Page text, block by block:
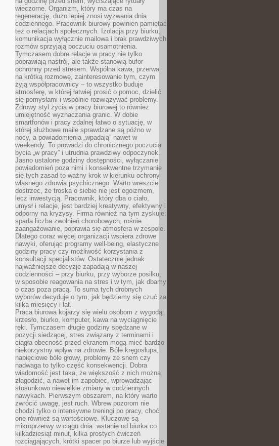
wieczorne. Organizm, który ma czas na
regenerację, dużo lepiej znosi wyzwania dnia
codziennego. Pracownik biurowy powinien pamiętać
też o relacjach społecznych. Izolacja przy biurku,
komunikacja wyłącznie mailowa i brak prawdziwych
rozmów sprzyjają poczuciu osamotnienia.
Tymczasem dobre relacje w pracy nie tylko
poprawiają nastrój, ale także stanowią bufor
ochronny przed stresem. Wspólna kawa, przerwa
na krótką rozmowę, zainteresowanie tym, czym
żyją współpracownicy – to wszystko buduje
atmosferę, w której łatwiej prosić o pomoc, dzielić
się pomysłami i wspólnie rozwiązywać problemy.
Zdrowy styl życia w pracy biurowej to również
umiejętność wyznaczania granic. W dobie
smartfonów i pracy zdalnej łatwo o sytuację, w
której służbowe maile sprawdzane są późno w
nocy, a powiadomienia „wpadają” nawet w
weekendy. To prowadzi do chronicznego poczucia
bycia „w pracy” i utrudnia prawdziwy odpoczynek.
Jasno ustalone godziny dostępności, wyłączanie
powiadomień poza nimi i konsekwentne trzymanie
się tych zasad to ważny krok w kierunku ochrony
własnego zdrowia psychicznego. Warto wreszcie
dostrzec, że troska o siebie nie jest egoizmem,
lecz inwestycją. Pracownik, który dba o ciało,
umysł i relacje, jest bardziej kreatywny, efektywny i
odporny na kryzysy. Firma również na tym zyskuje:
spada liczba zwolnień chorobowych, rośnie
zaangażowanie, poprawia się atmosfera w zespole.
Dlatego coraz więcej organizacji wspiera zdrowe
nawyki, oferując programy well-being, elastyczne
godziny pracy czy możliwość korzystania z
konsultacji specjalistów. Ostatecznie jednak
najważniejsze decyzje zapadają w naszej
codzienności – przy biurku, przy wyborze posiłku,
w sposobie reagowania na stres i w tym, jak dbamy
o czas poza pracą. To suma tych drobnych
wyborów decyduje o tym, jak będziemy się czuć za
kilka miesięcy i lat.
Praca biurowa kojarzy się wielu osobom z wygodą:
krzesło, biurko, komputer, kawa na wyciągnięcie
ręki. Tymczasem długie godziny spędzane w
pozycji siedzącej, stres związany z terminami i
ciągła obecność przed ekranem mogą mieć bardzo
niekorzystny wpływ na zdrowie. Bóle kręgosłupa,
napięciowe bóle głowy, problemy ze snem czy
nadwaga to tylko część konsekwencji. Dobra
wiadomość jest taka, że większość z nich można
złagodzić, a nawet im zapobiec, wprowadzając
stosunkowo niewielkie zmiany w codziennych
nawykach. Pierwszym obszarem, na który warto
zwrócić uwagę, jest ruch. Wbrew pozorom nie
chodzi tylko o intensywne treningi po pracy, choć
one również są wartościowe. Kluczowe są
mikroprzerwy w ciągu dnia: wstanie od biurka co
kilkadziesiąt minut, kilka prostych ćwiczeń
rozciągających, krótki spacer po biurze lub wyjście